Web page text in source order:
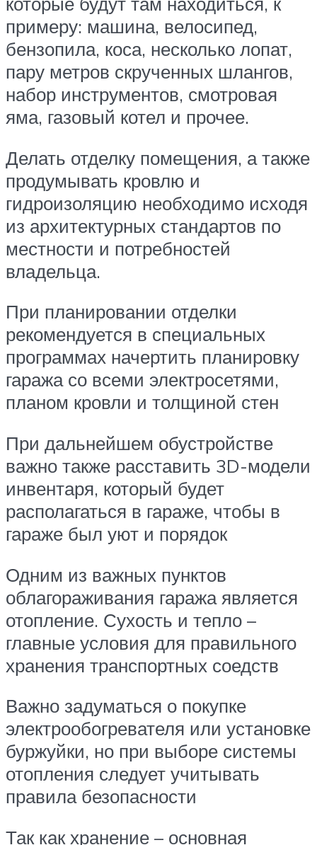
примеру: машина, велосипед,
бензопила, коса, несколько лопат,
пару метров скрученных шлангов,
набор инструментов, смотровая
яма, газовый котел и прочее.
Делать отделку помещения, а также
продумывать кровлю и
гидроизоляцию необходимо исходя
из архитектурных стандартов по
местности и потребностей
владельца.
При планировании отделки
рекомендуется в специальных
программах начертить планировку
гаража со всеми электросетями,
планом кровли и толщиной стен
При дальнейшем обустройстве
важно также расставить 3D-модели
инвентаря, который будет
располагаться в гараже, чтобы в
гараже был уют и порядок
Одним из важных пунктов
облагораживания гаража является
отопление. Сухость и тепло –
главные условия для правильного
хранения транспортных соедств
Важно задуматься о покупке
электрообогревателя или установке
буржуйки, но при выборе системы
отопления следует учитывать
правила безопасности
Так как хранение – основная